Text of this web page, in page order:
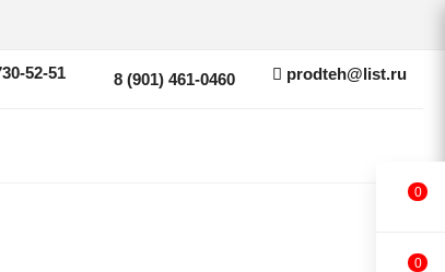
52-51 8 (901) 461-0460 prodteh@list.ru
0
0